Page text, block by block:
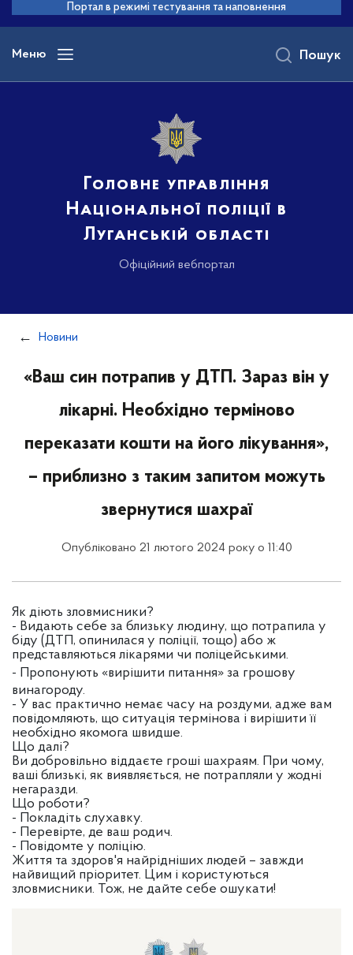
основного
вмісту
Портал в режимі тестування та наповнення
Меню
Головне управління
Національної поліції в
Луганській області
Офіційний вебпортал
Пошук
Новини
«Ваш син потрапив у ДТП. Зараз він у
лікарні. Необхідно терміново
переказати кошти на його лікування»,
– приблизно з таким запитом можуть
звернутися шахраї
Опубліковано 21 лютого 2024 року о 11:40
Як діють зловмисники?
- Видають себе за близьку людину, що потрапила у
біду (ДТП, опинилася у поліції, тощо) або ж
представляються лікарями чи поліцейськими.
- Пропонують «вирішити питання» за грошову
винагороду.
- У вас практично немає часу на роздуми, адже вам
повідомляють, що ситуація термінова і вирішити її
необхідно якомога швидше.
Що далі?
Ви добровільно віддаєте гроші шахраям. При чому,
ваші близькі, як виявляється, не потрапляли у жодні
негаразди.
Що роботи?
- Покладіть слухавку.
- Перевірте, де ваш родич.
- Повідомте у поліцію.
Життя та здоров'я найрідніших людей – завжди
найвищий пріоритет. Цим і користуються
зловмисники. Тож, не дайте себе ошукати!